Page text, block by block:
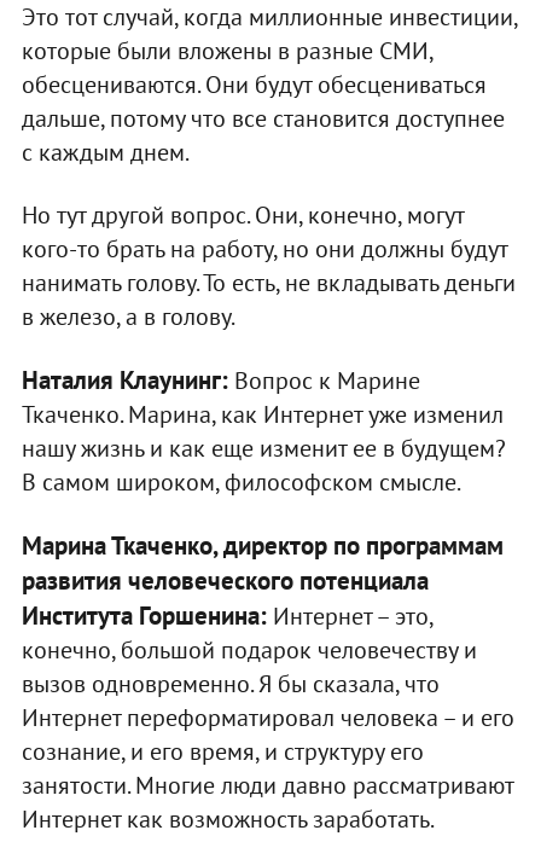
Это тот случай, когда миллионные инвестиции,
которые были вложены в разные СМИ,
обесцениваются. Они будут обесцениваться
дальше, потому что все становится доступнее
с каждым днем.
Но тут другой вопрос. Они, конечно, могут
кого-то брать на работу, но они должны будут
нанимать голову. То есть, не вкладывать деньги
в железо, а в голову.
Наталия Клаунинг:Вопрос к Марине
Ткаченко. Марина, как Интернет уже изменил
нашу жизнь и как еще изменит ее в будущем?
В самом широком, философском смысле.
Марина Ткаченко, директор по программам
развития человеческого потенциала
Института Горшенина:Интернет – это,
конечно, большой подарок человечеству и
вызов одновременно. Я бы сказала, что
Интернет переформатировал человека – и его
сознание, и его время, и структуру его
занятости. Многие люди давно рассматривают
Интернет как возможность заработать.